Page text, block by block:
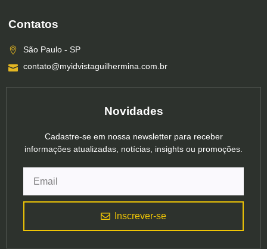
Contatos
São Paulo - SP
contato@myidvistaguilhermina.com.br
Novidades
Cadastre-se em nossa newsletter para receber
informações atualizadas, notícias, insights ou promoções.
Inscrever-se